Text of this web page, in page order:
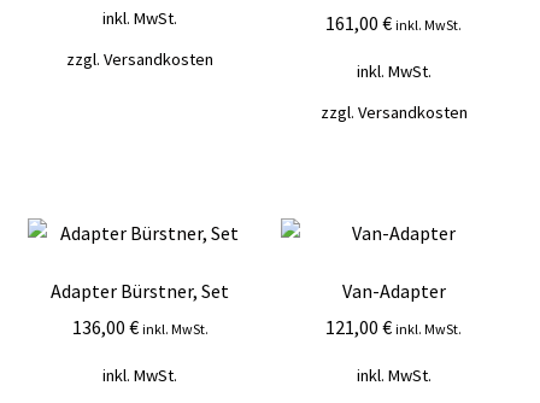
inkl. MwSt.
zzgl.Versandkosten
161,00€ inkl. MwSt.
inkl. MwSt.
zzgl. Versandkosten
Adapter Bürstner, Set
136,00 € inkl. MwSt.
inkl. MwSt.
Van-Adapter
121,00€ inkl. MwSt.
inkl. MwSt.